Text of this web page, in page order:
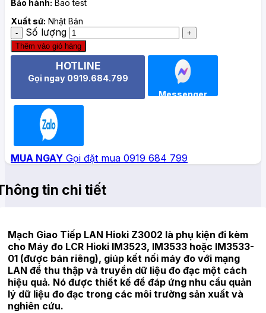
Bảo hành: Bao test
Xuất sứ: Nhật Bản
Số lượng
Thêm vào giỏ hàng
HOTLINE
Gọi ngay 0919.684.799
Messenger
MUA NGAY Gọi đặt mua 0919 684 799
tin chi tiết
Mạch Giao Tiếp LAN Hioki Z3002 là phụ kiện đi kèm
cho Máy đo LCR Hioki IM3523, IM3533 hoặc IM3533-
01 (được bán riêng), giúp kết nối máy đo với mạng
LAN để thu thập và truyền dữ liệu đo đạc một cách
hiệu quả. Nó được thiết kế để đáp ứng nhu cầu quản
lý dữ liệu đo đạc trong các môi trường sản xuất và
nghiên cứu.